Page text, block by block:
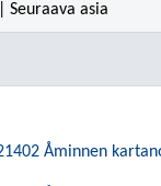
| Seuraava asia
Åminnen